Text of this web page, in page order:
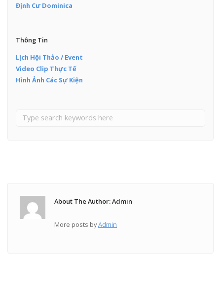
Định Cư Dominica
Thông Tin
Lịch Hội Thảo / Event
Video Clip Thực Tế
Hình Ảnh Các Sự Kiện
About The Author: Admin
More posts byAdmin